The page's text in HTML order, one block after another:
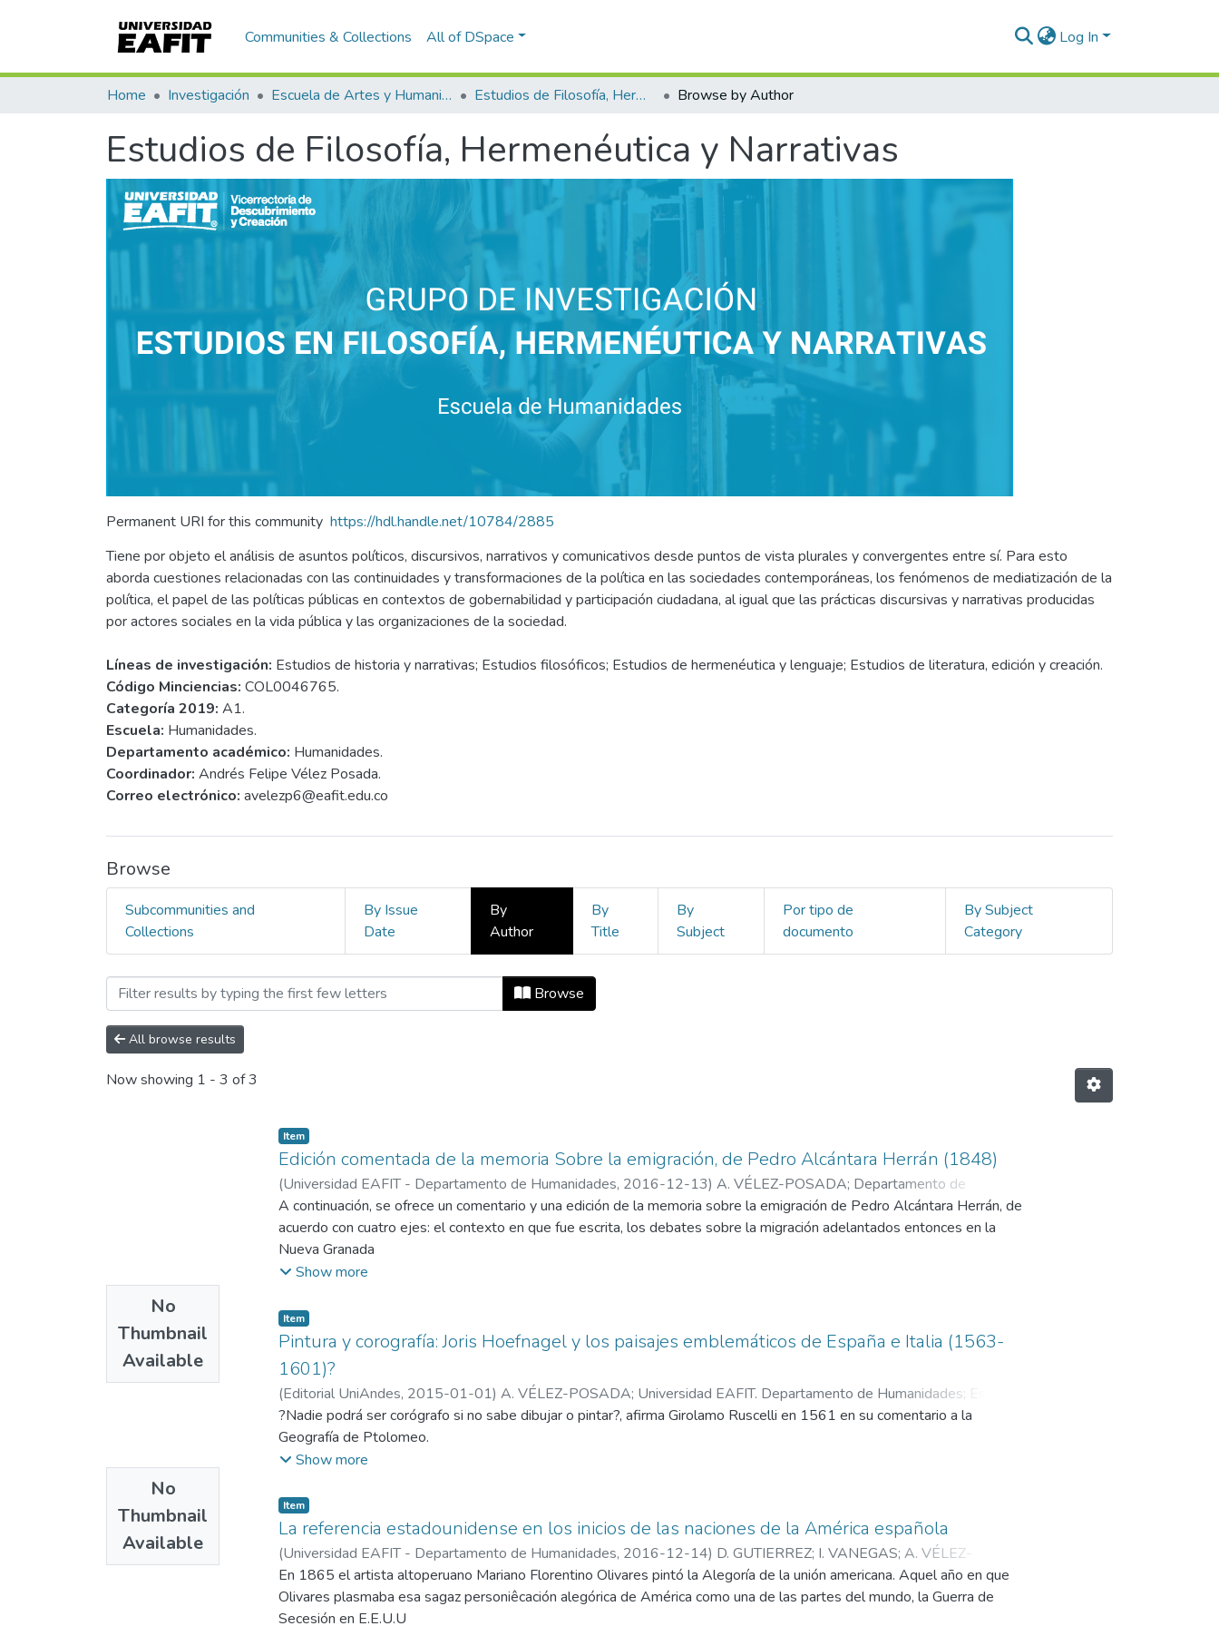
Communities & Collections All of DSpace Log In
Home Investigación Escuela de Artes y Humanidades Estudios de Filosofía, Hermenéutica y Narrativas Browse by Author
Estudios de Filosofía, Hermenéutica y Narrativas
Permanent URI for this community https://hdl.handle.net/10784/2885
Tiene por objeto el análisis de asuntos políticos, discursivos, narrativos y comunicativos desde puntos de vista plurales y convergentes entre sí. Para esto
aborda cuestiones relacionadas con las continuidades y transformaciones de la política en las sociedades contemporáneas, los fenómenos de mediatización de la
política, el papel de las políticas públicas en contextos de gobernabilidad y participación ciudadana, al igual que las prácticas discursivas y narrativas producidas
por actores sociales en la vida pública y las organizaciones de la sociedad.
Líneas de investigación: Estudios de historia y narrativas; Estudios filosóficos; Estudios de hermenéutica y lenguaje; Estudios de literatura, edición y creación.
Código Minciencias: COL0046765.
Categoría 2019: A1.
Escuela: Humanidades.
Departamento académico: Humanidades.
Coordinador: Andrés Felipe Vélez Posada.
Correo electrónico: avelezp6@eafit.edu.co
Browse
Subcommunities and
Collections
By Issue
Date
By
Author
By
Title
By
Subject
Por tipo de
documento
By Subject
Category
Browsing Estudios de Filosofía, Hermenéutica y Narrativas by Author "A. VÉLEZ-POSADA"
Browse
All browse results
Now showing 1 - 3 of 3
No
Thumbnail
Available
Item
Edición comentada de la memoria Sobre la emigración, de Pedro Alcántara Herrán (1848)
(Universidad EAFIT - Departamento de Humanidades, 2016-12-13) A. VÉLEZ-POSADA; Departamento de
Humanidades; Estudios de Filosofía, Hermenéutica y Narrativas
A continuación, se ofrece un comentario y una edición de la memoria sobre la emigración de Pedro Alcántara Herrán, de
acuerdo con cuatro ejes: el contexto en que fue escrita, los debates sobre la migración adelantados entonces en la
Nueva Granada
Show more
No
Thumbnail
Available
Item
Pintura y corografía: Joris Hoefnagel y los paisajes emblemáticos de España e Italia (1563-
1601)?
(Editorial UniAndes, 2015-01-01) A. VÉLEZ-POSADA; Universidad EAFIT. Departamento de Humanidades;
de Filosofía, Hermenéutica y Narrativas
?Nadie podrá ser corógrafo si no sabe dibujar o pintar?, afirma Girolamo Ruscelli en 1561 en su comentario a la
Geografía de Ptolomeo.
Show more
Item
La referencia estadounidense en los inicios de las naciones de la América española
(Universidad EAFIT - Departamento de Humanidades, 2016-12-14) D. GUTIERREZ; I. VANEGAS; A. VÉLEZ-
POSADA;Departamento de Humanidades;Estudios de Filosofía, Hermenéutica y Narrativas
En 1865 el artista altoperuano Mariano Florentino Olivares pintó la Alegoría de la unión americana. Aquel año en que
Olivares plasmaba esa sagaz personiêcación alegórica de América como una de las partes del mundo, la Guerra de
Secesión en E.E.U.U